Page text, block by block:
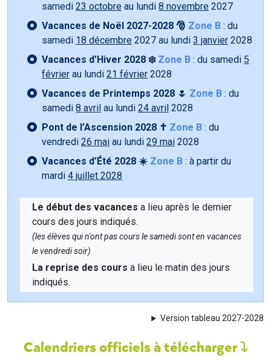
samedi 23 octobre au lundi 8 novembre 2027
Vacances de Noël 2027-2028 🎅 Zone B : du
samedi 18 décembre 2027 au lundi 3 janvier 2028
Vacances d’Hiver 2028 ❄️ Zone B : du samedi 5
février au lundi 21 février 2028
Vacances de Printemps 2028 🌷 Zone B : du
samedi 8 avril au lundi 24 avril 2028
Pont de l’Ascension 2028 ✝️ Zone B : du
vendredi 26 mai au lundi 29 mai 2028
Vacances d’Été 2028 ☀️ Zone B : à partir du
mardi 4 juillet 2028
Le début des vacances a lieu après le dernier
cours des jours indiqués.
(les élèves qui n'ont pas cours le samedi sont en vacances
le vendredi soir)
La reprise des cours a lieu le matin des jours
indiqués.
Version tableau 2027-2028
Calendriers officiels à télécharger